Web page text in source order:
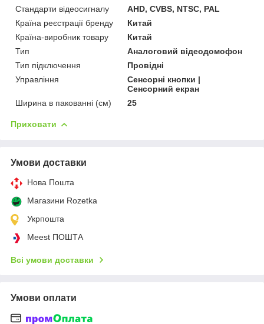
Стандарти відеосигналу
AHD, CVBS, NTSC, PAL
Країна реєстрації бренду
Китай
Країна-виробник товару
Китай
Тип
Аналоговий відеодомофон
Тип підключення
Провідні
Управління
Сенсорні кнопки |
Сенсорний екран
Ширина в пакованні (см)
25
Приховати
Умови доставки
Нова Пошта
Магазини Rozetka
Укрпошта
Meest ПОШТА
Всі умови доставки
Умови оплати